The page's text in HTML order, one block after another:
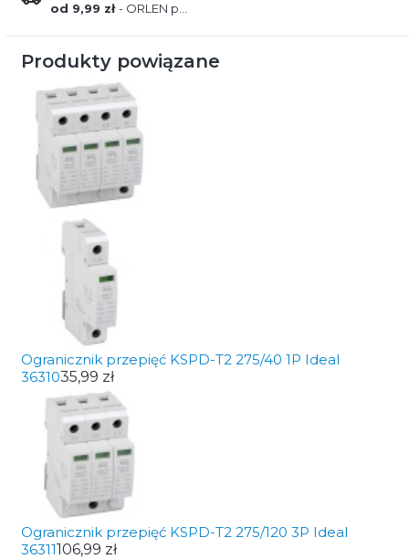
od 9,99 zł- ORLEN paczka
Produkty powiązane
Ogranicznik przepięć KSPD-T2 275/40 1P Ideal
3631035,99 zł
Ogranicznik przepięć KSPD-T2 275/120 3P Ideal
36311106,99 zł